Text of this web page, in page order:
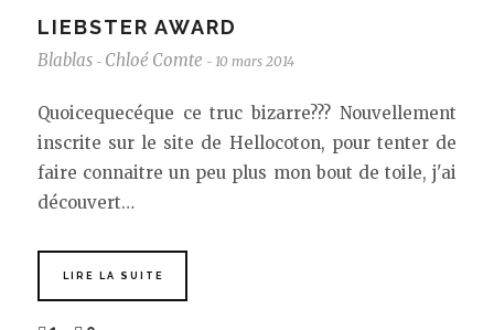
LIEBSTER AWARD
Blablas - Chloé Comte - 10 mars 2014
Quoicequecéque ce truc bizarre??? Nouvellement
inscrite sur le site de Hellocoton, pour tenter de
faire connaitre un peu plus mon bout de toile, j'ai
découvert…
LIRE LA SUITE